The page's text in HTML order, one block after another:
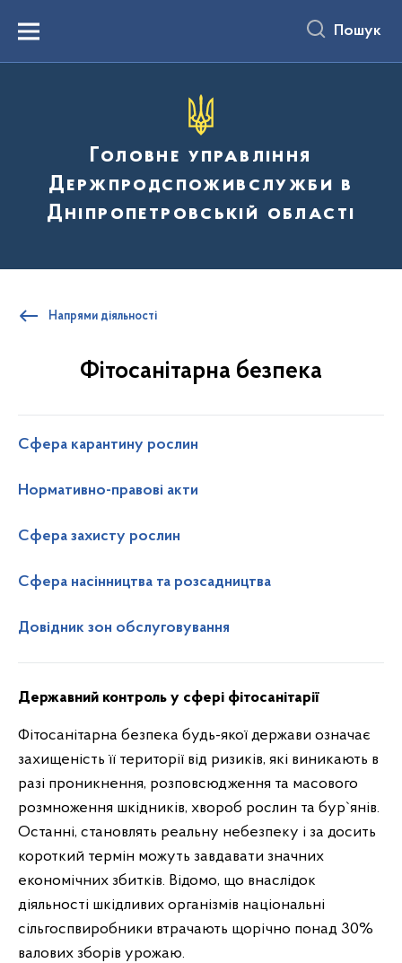
вмістуMenu Пошук
Головне управління
Держпродспоживслужби в
Дніпропетровській області
Напрями діяльності
Фітосанітарна безпека
Сфера карантину рослин
Нормативно-правові акти
Сфера захисту рослин
Сфера насінництва та розсадництва
Довідник зон обслуговування
Державний контроль у сфері фітосанітарії
Фітосанітарна безпека будь-якої держави означає
захищеність її території від ризиків, які виникають в
разі проникнення, розповсюдження та масового
розмноження шкідників, хвороб рослин та бур`янів.
Останні, становлять реальну небезпеку і за досить
короткий термін можуть завдавати значних
економічних збитків. Відомо, що внаслідок
діяльності шкідливих організмів національні
сільгоспвиробники втрачають щорічно понад 30%
валових зборів урожаю.